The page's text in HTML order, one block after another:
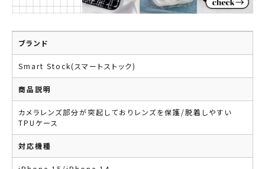
ブランド
Smart Stock(スマートストック)
商品説明
カメラレンズ部分が突起しておりレンズを保護/脱着しやすい
TPUケース
対応機種